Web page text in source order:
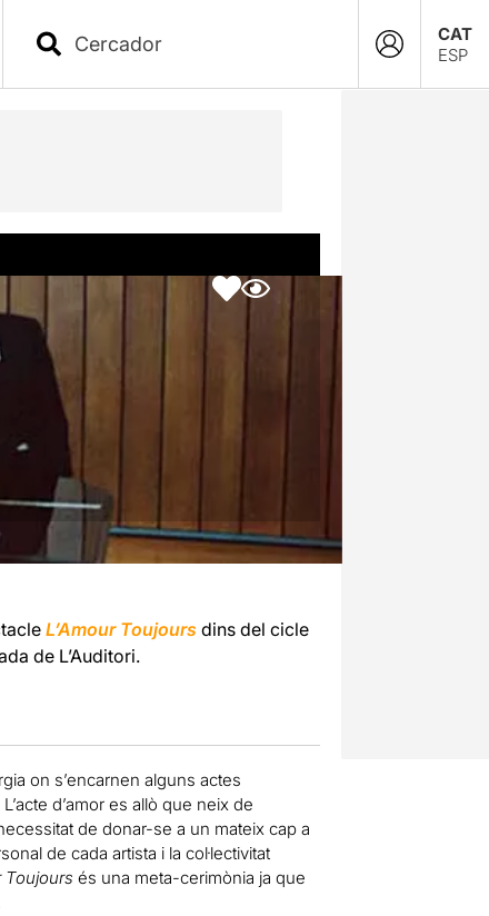
CAT
ESP
L’Amour Toujours dins del cicle
de L’Auditori.
on s’encarnen alguns actes
d’amor es allò que neix de
de donar-se a un mateix cap a
de cada artista i la col·lectivitat
Toujours és una meta-cerimònia ja que